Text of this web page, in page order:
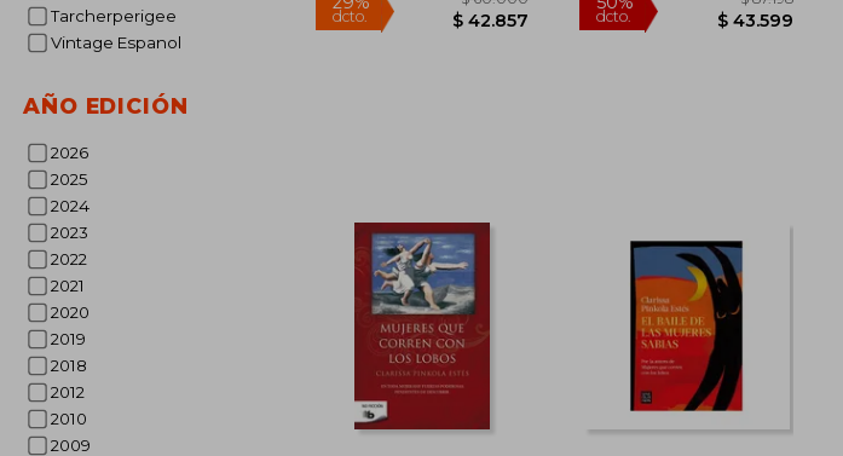
Tarcherperigee
Vintage Espanol
AÑO EDICIÓN
2026
2025
2024
2023
2022
2021
2020
2019
2018
2012
2010
2009